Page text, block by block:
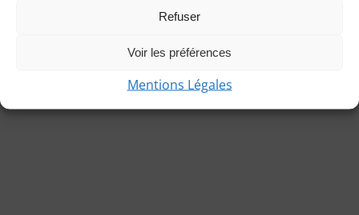
Refuser
Voir les préférences
Mentions Légales